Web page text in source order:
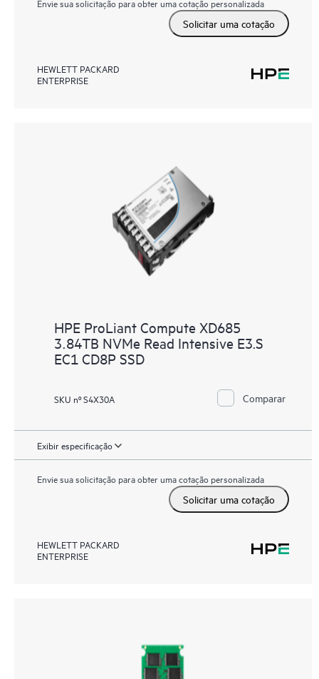
Envie sua solicitação para obter uma cotação personalizada
Solicitar uma cotação
HEWLETT PACKARD
ENTERPRISE
HPE ProLiant Compute XD685
3.84TB NVMe Read Intensive E3.S
EC1 CD8P SSD
SKU nº S4X30A Comparar
Exibir especificação
Envie sua solicitação para obter uma cotação personalizada
Solicitar uma cotação
HEWLETT PACKARD
ENTERPRISE